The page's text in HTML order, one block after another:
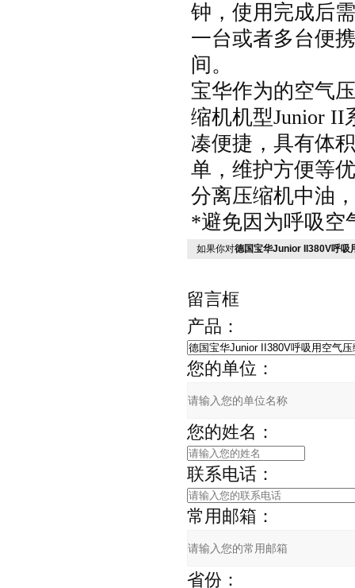
钟，使用完成
一台或者多台便携
间。
宝华作为的空气
缩机机型Junior II
凑便捷，具有体积
单，维护方便等
分离压缩机中油，
*避免因为呼吸空
如果你对德国宝华Junior II380V呼吸
留言框
产品：
您的单位：
您的姓名：
联系电话：
常用邮箱：
省份：